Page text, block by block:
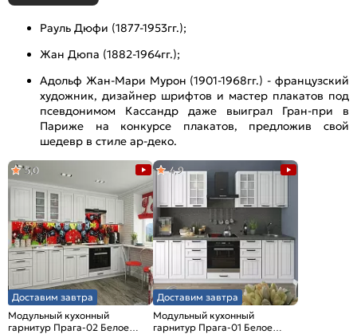
Рауль Дюфи (1877-1953гг.);
Жан Дюпа (1882-1964гг.);
Адольф Жан-Мари Мурон (1901-1968гг.) - французский
художник, дизайнер шрифтов и мастер плакатов под
псевдонимом Кассандр даже выиграл Гран-при в
Париже на конкурсе плакатов, предложив свой
шедевр в стиле ар-деко.
Доставим завтра
Модульный кухонный
гарнитур Прага-02 Белое
5,0
Доставим завтра
Модульный кухонный
гарнитур Прага-01 Белое
4,9